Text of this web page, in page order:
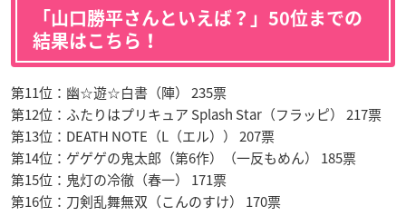
「山口勝平さんといえば？」50位までの
結果はこちら！
第11位：幽☆遊☆白書（陣） 235票
第12位：ふたりはプリキュア Splash Star（フラッピ） 217票
第13位：DEATH NOTE（L（エル）） 207票
第14位：ゲゲゲの鬼太郎（第6作）（一反もめん） 185票
第15位：鬼灯の冷徹（春一） 171票
第16位：刀剣乱舞無双（こんのすけ） 170票